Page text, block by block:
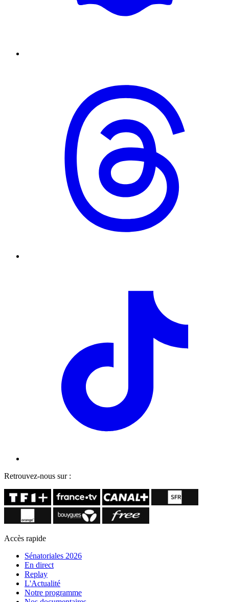
Retrouvez-nous sur :
Accès rapide
Sénatoriales 2026
En direct
Replay
L'Actualité
Notre programme